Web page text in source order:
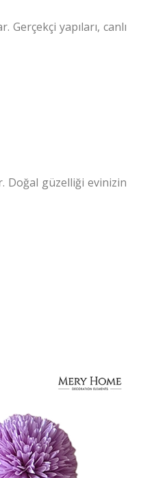
yapıları, canlı
Doğal güzelliği evinizin